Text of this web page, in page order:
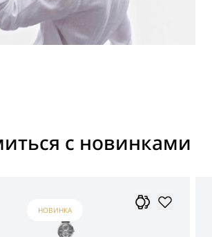
с новинками
НОВИНКА